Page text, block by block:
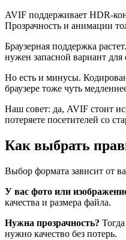
AVIF поддерживает HDR-
Прозрачность и анимации
Браузерная поддержка
нужен запасной вариант для
Но есть и минусы.
браузере тоже чуть
Наш совет: да, AVIF стоит
потеряете посетителей со
Как выбрать
Выбор формата зависит от
У вас фото или
качества и размера файла.
Нужна прозрачность?
нужно качество без потерь.